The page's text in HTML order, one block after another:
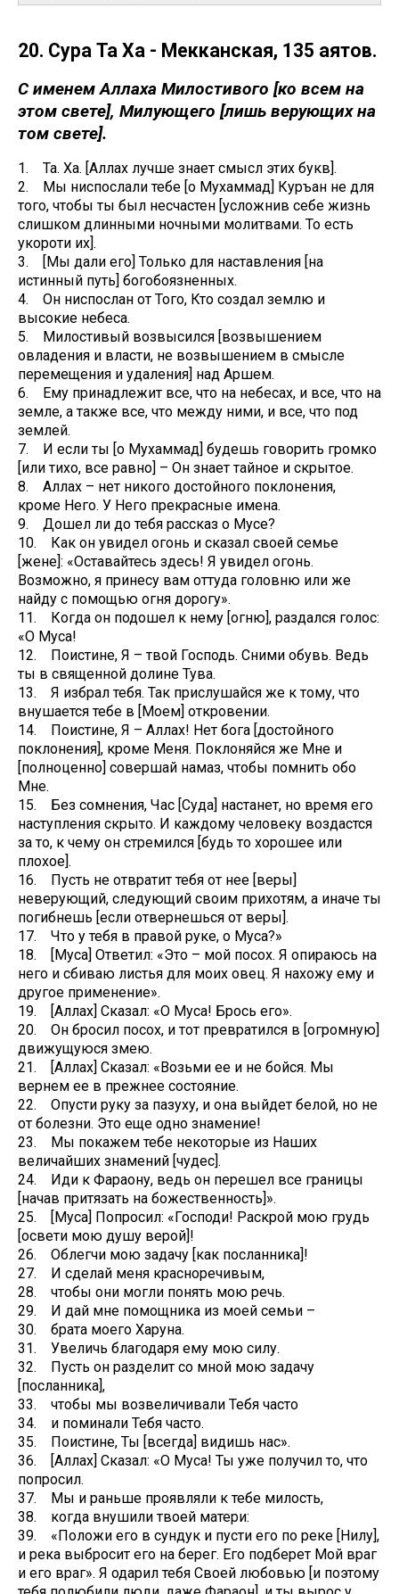
20. Сура Та Ха - Мекканская, 135 аятов.
С именем Аллаха Милостивого [ко всем на
этом свете], Милующего [лишь верующих на
том свете].
1. Та. Ха. [Аллах лучше знает смысл этих букв].
2. Мы ниспослали тебе [о Мухаммад] Куръан не для
того, чтобы ты был несчастен [усложнив себе жизнь
слишком длинными ночными молитвами. То есть
укороти их].
3. [Мы дали его] Только для наставления [на
истинный путь] богобоязненных.
4. Он ниспослан от Того, Кто создал землю и
высокие небеса.
5. Милостивый возвысился [возвышением
овладения и власти, не возвышением в смысле
перемещения и удаления] над Аршем.
6. Ему принадлежит все, что на небесах, и все, что на
земле, а также все, что между ними, и все, что под
землей.
7. И если ты [о Мухаммад] будешь говорить громко
[или тихо, все равно] – Он знает тайное и скрытое.
8. Аллах – нет никого достойного поклонения,
кроме Него. У Него прекрасные имена.
9. Дошел ли до тебя рассказ о Мусе?
10. Как он увидел огонь и сказал своей семье
[жене]: «Оставайтесь здесь! Я увидел огонь.
Возможно, я принесу вам оттуда головню или же
найду с помощью огня дорогу».
11. Когда он подошел к нему [огню], раздался голос:
«О Муса!
12. Поистине, Я – твой Господь. Сними обувь. Ведь
ты в священной долине Тува.
13. Я избрал тебя. Так прислушайся же к тому, что
внушается тебе в [Моем] откровении.
14. Поистине, Я – Аллах! Нет бога [достойного
поклонения], кроме Меня. Поклоняйся же Мне и
[полноценно] совершай намаз, чтобы помнить обо
Мне.
15. Без сомнения, Час [Суда] настанет, но время его
наступления скрыто. И каждому человеку воздастся
за то, к чему он стремился [будь то хорошее или
плохое].
16. Пусть не отвратит тебя от нее [веры]
неверующий, следующий своим прихотям, а иначе ты
погибнешь [если отвернешься от веры].
17. Что у тебя в правой руке, о Муса?»
18. [Муса] Ответил: «Это – мой посох. Я опираюсь на
него и сбиваю листья для моих овец. Я нахожу ему и
другое применение».
19. [Аллах] Сказал: «О Муса! Брось его».
20. Он бросил посох, и тот превратился в [огромную]
движущуюся змею.
21. [Аллах] Сказал: «Возьми ее и не бойся. Мы
вернем ее в прежнее состояние.
22. Опусти руку за пазуху, и она выйдет белой, но не
от болезни. Это еще одно знамение!
23. Мы покажем тебе некоторые из Наших
величайших знамений [чудес].
24. Иди к Фараону, ведь он перешел все границы
[начав притязать на божественность]».
25. [Муса] Попросил: «Господи! Раскрой мою грудь
[освети мою душу верой]!
26. Облегчи мою задачу [как посланника]!
27. И сделай меня красноречивым,
28. чтобы они могли понять мою речь.
29. И дай мне помощника из моей семьи –
30. брата моего Харуна.
31. Увеличь благодаря ему мою силу.
32. Пусть он разделит со мной мою задачу
[посланника],
33. чтобы мы возвеличивали Тебя часто
34. и поминали Тебя часто.
35. Поистине, Ты [всегда] видишь нас».
36. [Аллах] Сказал: «О Муса! Ты уже получил то, что
попросил.
37. Мы и раньше проявляли к тебе милость,
38. когда внушили твоей матери:
39. «Положи его в сундук и пусти его по реке [Нилу],
и река выбросит его на берег. Его подберет Мой враг
и его враг». Я одарил тебя Своей любовью [и поэтому